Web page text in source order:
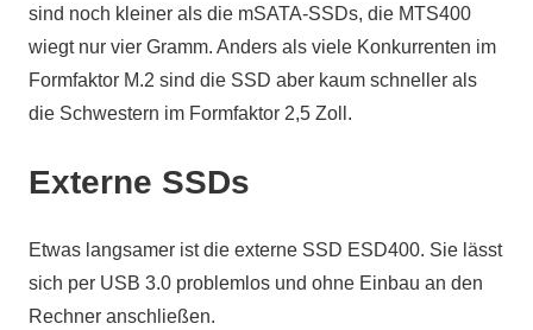
sind noch kleiner als die mSATA-SSDs, die MTS400
wiegt nur vier Gramm. Anders als viele Konkurrenten im
Formfaktor M.2 sind die SSD aber kaum schneller als
die Schwestern im Formfaktor 2,5 Zoll.
Externe SSDs
Etwas langsamer ist die externe SSD ESD400. Sie lässt
sich per USB 3.0 problemlos und ohne Einbau an den
Rechner anschließen.